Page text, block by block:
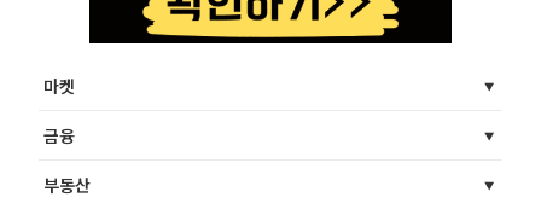
마켓
금융
부동산